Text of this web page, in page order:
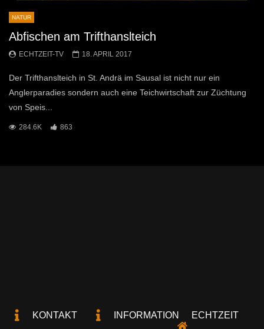
NATUR
Abfischen am Trifthanslteich
ECHTZEIT-TV 18. APRIL 2017
Der Trifthanslteich in St. Andrä im Sausal ist nicht nur ein
Anglerparadies sondern auch eine Teichwirtschaft zur Züchtung
von Speis...
284.6K 863
KONTAKT INFORMATION ECHTZEIT